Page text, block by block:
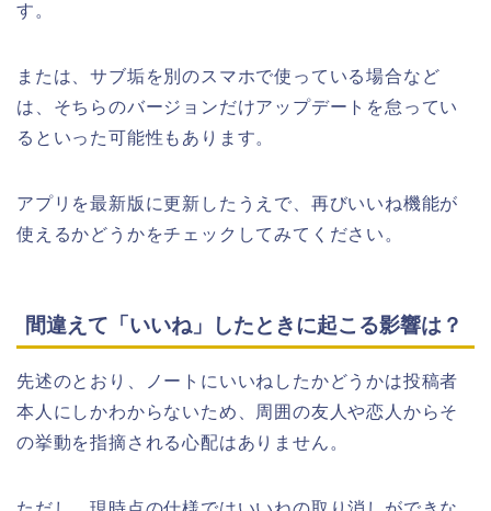
す。
または、サブ垢を別のスマホで使っている場合など
は、そちらのバージョンだけアップデートを怠ってい
るといった可能性もあります。
アプリを最新版に更新したうえで、再びいいね機能が
使えるかどうかをチェックしてみてください。
間違えて「いいね」したときに起こる影響は？
先述のとおり、ノートにいいねしたかどうかは投稿者
本人にしかわからないため、周囲の友人や恋人からそ
の挙動を指摘される心配はありません。